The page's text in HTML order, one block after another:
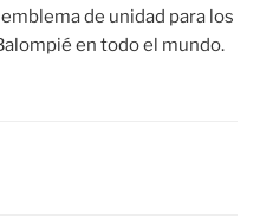
de unidad para los
en todo el mundo.